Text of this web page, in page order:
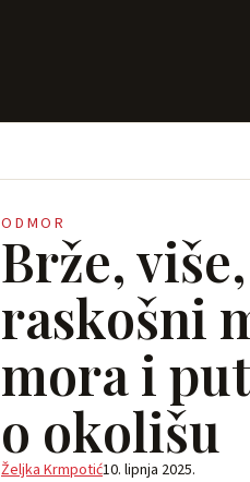
ODMOR
Brže,
raskošni
mora i
o okolišu
Željka Krmpotić10. lipnja 2025.